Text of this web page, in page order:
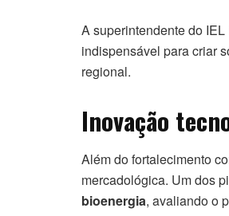
A superintendente do
indispensável para criar
regional.
Inovação
Além do fortalecimento
mercadológica. Um dos
bioenergia, avaliando o